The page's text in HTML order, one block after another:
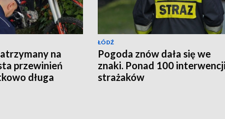
na
przewinień
długa
ŁÓDŹ
Pogoda znów dała się we
znaki. Ponad 100 interwencji
strażaków